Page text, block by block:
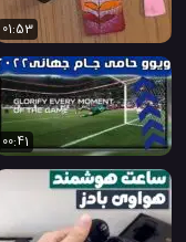
01:53
00:41